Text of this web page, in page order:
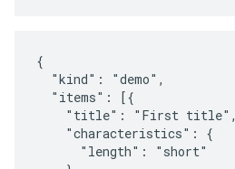
{
  "kind": "demo",
  "items": [{
    "title": "First title",
    "characteristics": {
      "length": "short"